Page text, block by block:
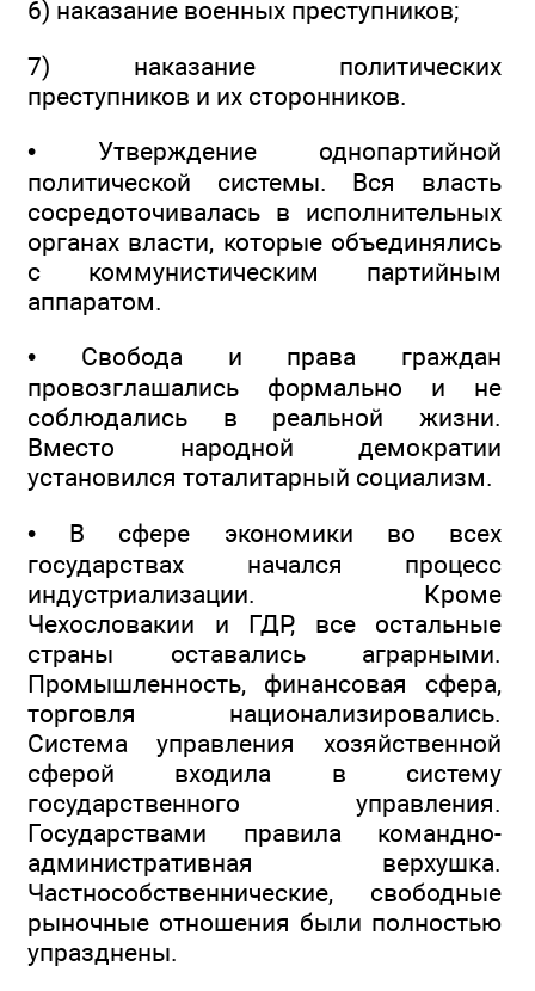
6) наказание военных преступников;
7) наказание политических
преступников и их сторонников.
• Утверждение однопартийной
политической системы. Вся власть
сосредоточивалась в исполнительных
органах власти, которые объединялись
с коммунистическим партийным
аппаратом.
• Свобода и права граждан
провозглашались формально и не
соблюдались в реальной жизни.
Вместо народной демократии
установился тоталитарный социализм.
• В сфере экономики во всех
государствах начался процесс
индустриализации. Кроме
Чехословакии и ГДР, все остальные
страны оставались аграрными.
Промышленность, финансовая сфера,
торговля национализировались.
Система управления хозяйственной
сферой входила в систему
государственного управления.
Государствами правила командно-
административная верхушка.
Частнособственнические, свободные
рыночные отношения были полностью
упразднены.